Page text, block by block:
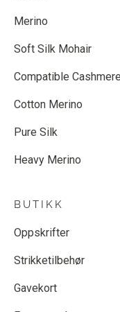
Merino
Soft Silk Mohair
Compatible Cashmere
Cotton Merino
Pure Silk
Heavy Merino
BUTIKK
Oppskrifter
Strikketilbehør
Gavekort